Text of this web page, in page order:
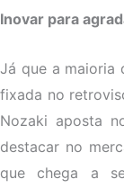
Inovar para
Já que a maioria
fixada no
Nozaki aposta
destacar no
que chega a